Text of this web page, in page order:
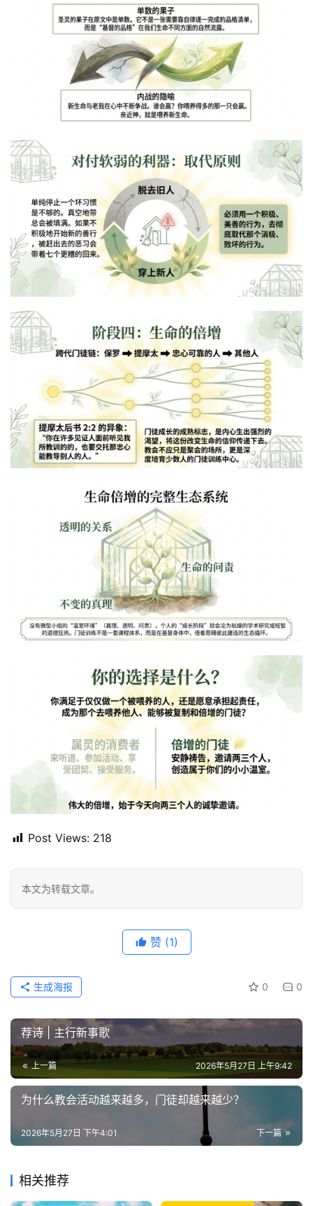
按
热
回
应
关
们
登录 注册
Post Views: 218
本文为转载文章。
赞 (1)
0 0
生成海报
荐诗 | 主行新事歌
上一篇 2026年5月27日 上午9:42
为什么教会活动越来越多，门徒却越来越少？
下一篇
2026年5月27日 下午4:01
相关推荐